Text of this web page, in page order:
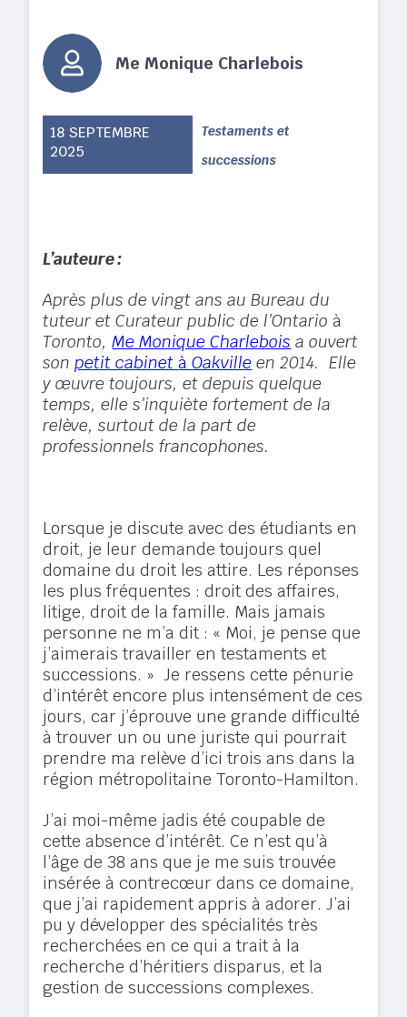
Me Monique Charlebois
18 SEPTEMBRE
2025
Testaments et
successions
L’auteure :
Après plus de vingt ans au Bureau du
tuteur et Curateur public de l’Ontarioà
Toronto,Me Monique Charlebois a ouvert
sonpetit cabinetàOakville en 2014. Elle
y œuvre toujours, et depuis quelque
temps, elle s’inquiète fortement de la
relève, surtout de la part de
professionnels francophones.
Lorsque je discute avec des étudiants en
droit, je leur demande toujours quel
domaine du droit les attire. Les réponses
les plus fréquentes : droit des affaires,
litige, droit de la famille. Mais jamais
personne ne m’a dit : « Moi, je pense que
j’aimerais travailler en testaments et
successions. » Je ressens cette pénurie
d’intérêt encore plus intensément de ces
jours, car j’éprouve une grande difficulté
à trouver un ou une juriste qui pourrait
prendre ma relève d’ici trois ans dans la
région métropolitaine Toronto-Hamilton.
J’ai moi-même jadis été coupable de
cette absence d’intérêt. Ce n’est qu’à
l’âge de 38 ans que je me suis trouvée
insérée à contrecœur dans ce domaine,
que j’ai rapidement appris à adorer. J’ai
pu y développer des spécialités très
recherchées en ce qui a trait à la
recherche d’héritiers disparus, et la
gestion de successions complexes.